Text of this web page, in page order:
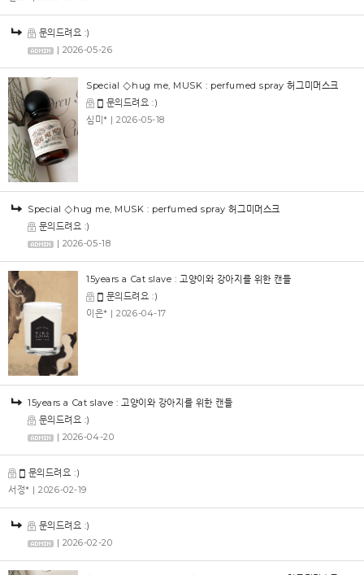
문의드려요 :)
| 2026-05-26
Special ◇hug me, MUSK : perfumed spray 허그미머스크
문의드려요 :)
심미* | 2026-05-18
Special ◇hug me, MUSK : perfumed spray 허그미머스크
문의드려요 :)
| 2026-05-18
15years a Cat slave : 고양이와 강아지를 위한 캔들
문의드려요 :)
이은* | 2026-04-17
15years a Cat slave : 고양이와 강아지를 위한 캔들
문의드려요 :)
| 2026-04-20
문의드려요 :)
서정* | 2026-02-19
문의드려요 :)
| 2026-02-20